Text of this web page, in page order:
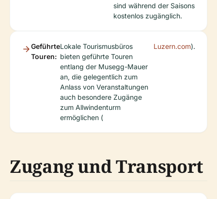
sind während der Saisons
kostenlos zugänglich.
Geführte
Touren:
Lokale Tourismusbüros
bieten geführte Touren
entlang der Musegg-Mauer
an, die gelegentlich zum
Anlass von Veranstaltungen
auch besondere Zugänge
zum Allwindenturm
ermöglichen (
Luzern.com).
Zugang und Transport